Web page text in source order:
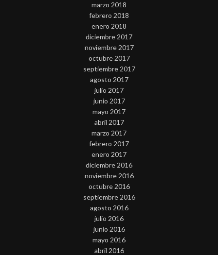
marzo 2018
febrero 2018
enero 2018
diciembre 2017
noviembre 2017
octubre 2017
septiembre 2017
agosto 2017
julio 2017
junio 2017
mayo 2017
abril 2017
marzo 2017
febrero 2017
enero 2017
diciembre 2016
noviembre 2016
octubre 2016
septiembre 2016
agosto 2016
julio 2016
junio 2016
mayo 2016
abril 2016